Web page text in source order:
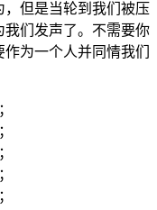
但是当轮到我们被压
们发声了。不需要你
为一个人并同情我们